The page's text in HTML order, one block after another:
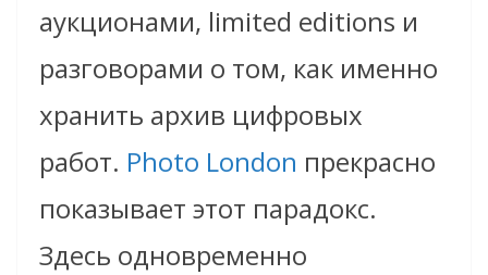
аукционами, limited editions и
разговорами о том, как именно
хранить архив цифровых
работ. Photo London прекрасно
показывает этот парадокс.
Здесь одновременно